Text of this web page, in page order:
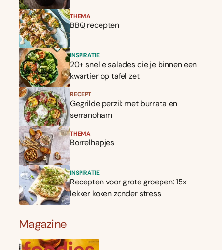
THEMA
BBQ recepten
INSPIRATIE
20+ snelle salades die je binnen een
kwartier op tafel zet
RECEPT
Gegrilde perzik met burrata en
serranoham
THEMA
Borrelhapjes
INSPIRATIE
Recepten voor grote groepen: 15x
lekker koken zonder stress
Magazine